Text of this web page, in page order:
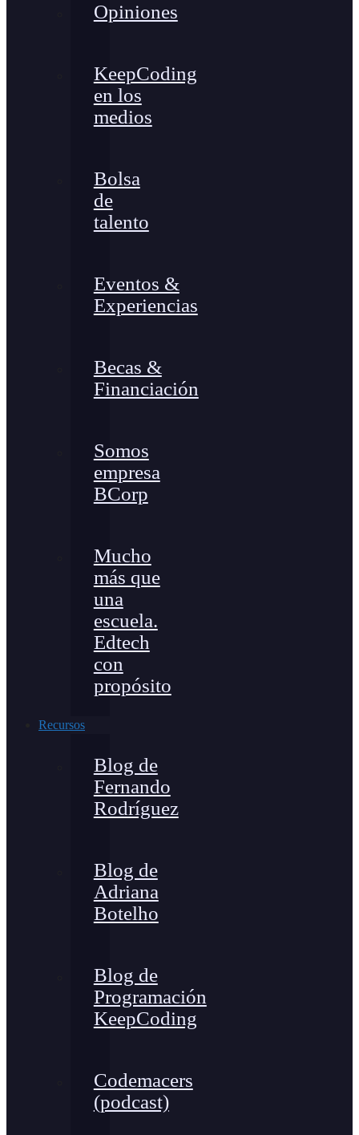
Opiniones
KeepCoding
en los
medios
Bolsa
de
talento
Eventos &
Experiencias
Becas &
Financiación
Somos
empresa
BCorp
Mucho
más que
una
escuela.
Edtech
con
propósito
Recursos
Blog de
Fernando
Rodríguez
Blog de
Adriana
Botelho
Blog de
Programación
KeepCoding
Codemacers
(podcast)